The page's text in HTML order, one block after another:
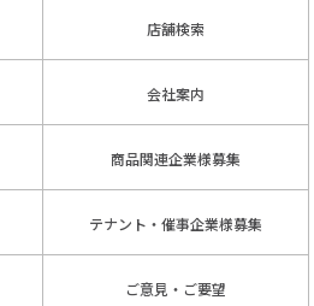
店舗検索
会社案内
商品関連企業様募集
テナント・催事企業様募集
ご意見・ご要望